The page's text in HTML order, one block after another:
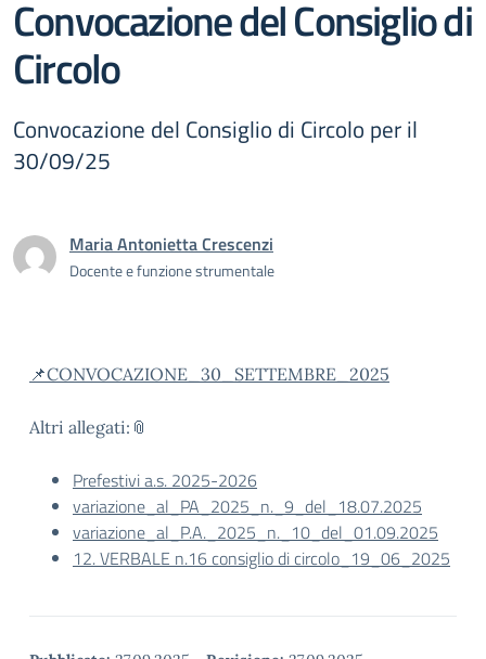
Convocazione del Consiglio di
Circolo
Convocazione del Consiglio di Circolo per il
30/09/25
Maria Antonietta Crescenzi
Docente e funzione strumentale
📌CONVOCAZIONE_30_SETTEMBRE_2025
Altri allegati:📎
Prefestivi a.s. 2025-2026
variazione_al_PA_2025_n._9_del_18.07.2025
variazione_al_P.A._2025_n._10_del_01.09.2025
12. VERBALE n.16 consiglio di circolo_19_06_2025